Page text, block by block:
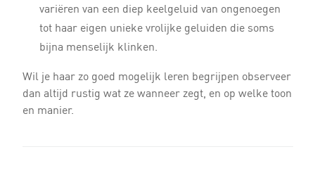
variëren van een diep keelgeluid van ongenoegen
tot haar eigen unieke vrolijke geluiden die soms
bijna menselijk klinken.
Wil je haar zo goed mogelijk leren begrijpen observeer
dan altijd rustig wat ze wanneer zegt, en op welke toon
en manier.